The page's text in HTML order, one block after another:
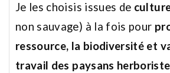
Je les choisis issues de
non sauvage) à la fois pour
ressource, la biodiversité et
travail des paysans